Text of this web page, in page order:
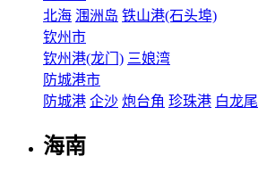
北海 涠洲岛 铁山港(石头埠)
钦州市
钦州港(龙门) 三娘湾
防城港市
防城港 企沙 炮台角 珍珠港 白龙尾
海南